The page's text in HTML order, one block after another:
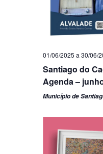
01/06/2025 a 30/06/
Santiago do
Agenda –
Município de